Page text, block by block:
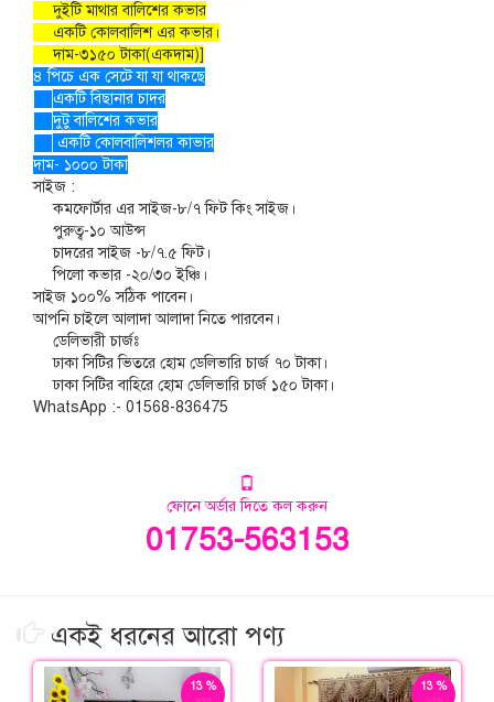
দুইটি মাথার বালিশের কভার
একটি কোলবালিশ এর কভার।
দাম-৩১৫০ টাকা(একদাম)]
৪ পিচে এক সেটে যা যা থাকছে
একটি বিছানার চাদর
দুটু বালিশের কভার
একটি কোলবালিশলর কাভার
দাম- ১০০০ টাকা
সাইজ :
কমফোর্টার এর সাইজ-৮/৭ ফিট কিং সাইজ।
পুরুত্ব-১০ আউন্স
চাদরের সাইজ -৮/৭.৫ ফিট।
পিলো কভার -২০/৩০ ইঞ্চি।
সাইজ ১০০% সঠিক পাবেন।
আপনি চাইলে আলাদা আলাদা নিতে পারবেন।
ডেলিভারী চার্জঃ
ঢাকা সিটির ভিতরে হোম ডেলিভারি চার্জ ৭০ টাকা।
ঢাকা সিটির বাহিরে হোম ডেলিভারি চার্জ ১৫০ টাকা।
WhatsApp :- 01568-836475
ফোনে অর্ডার দিতে কল করুন
01753-563153
একই ধরনের আরো পণ্য
13 %
13 %